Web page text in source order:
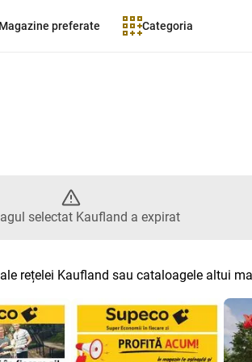
Magazine preferate Categoria
Kaufland a
selectat Kaufland a expirat
rețelei Kaufland sau cataloagele altui